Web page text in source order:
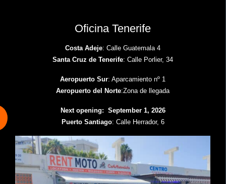
Oficina Tenerife
Costa Adeje: Calle Guatemala 4
Santa Cruz de Tenerife: Calle Porlier, 34
Aeropuerto Sur: Aparcamiento nº 1
Aeropuerto del Norte:Zona de llegada
Next opening: September 1, 2026
Puerto Santiago: Calle Herrador, 6